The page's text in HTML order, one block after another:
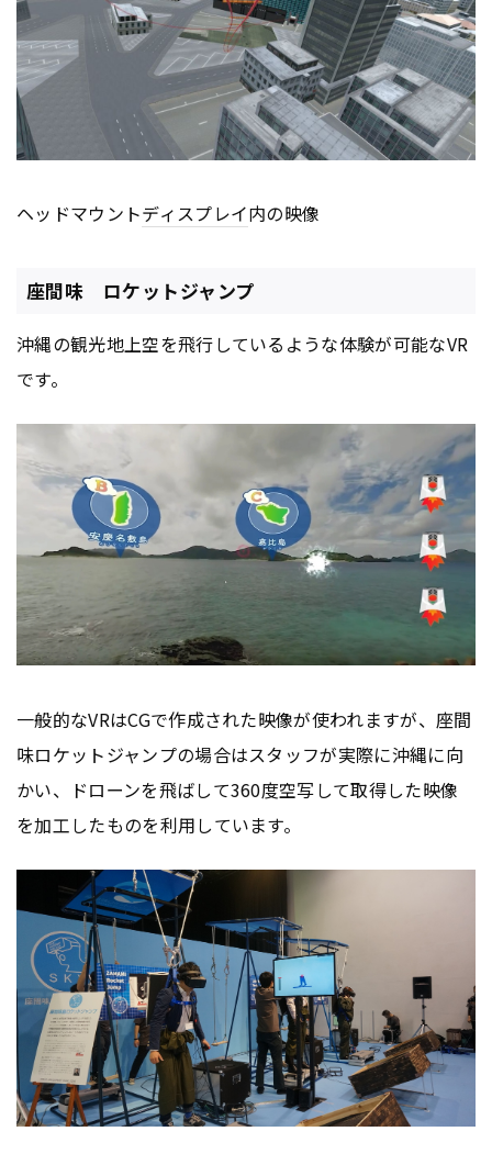
ヘッドマウントディスプレイ内の映像
座間味 ロケットジャンプ
沖縄の観光地上空を飛行しているような体験が可能なVR
です。
一般的なVRはCGで作成された映像が使われますが、座間
味ロケットジャンプの場合はスタッフが実際に沖縄に向
かい、ドローンを飛ばして360度空写して取得した映像
を加工したものを利用しています。